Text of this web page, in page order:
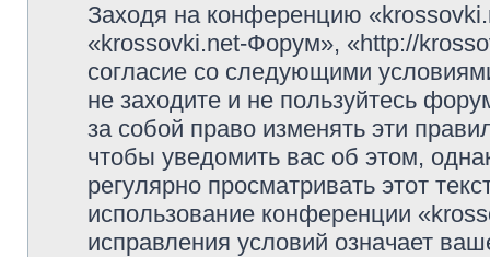
Заходя на конференцию
«krossovki.net-Форум», «http://
согласие со следующими
не заходите и не пользуйтесь
за собой право изменять эти
чтобы уведомить вас об этом,
регулярно просматривать этот
использование конференции
исправления условий означает